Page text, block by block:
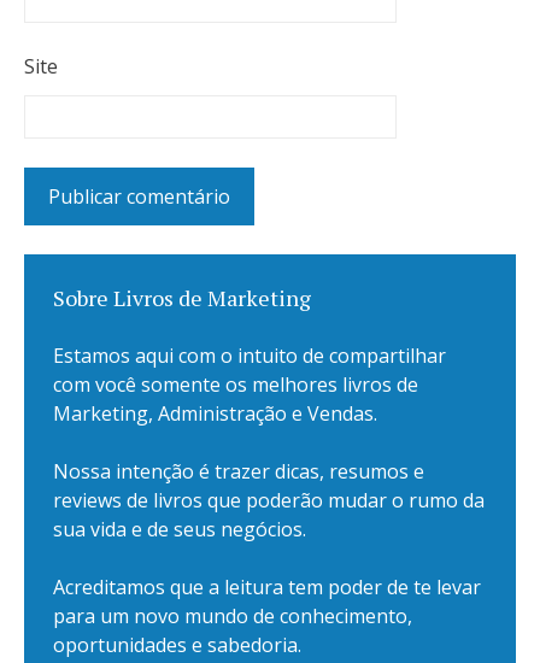
Site
Sobre Livros de Marketing
Estamos aqui com o intuito de compartilhar
com você somente os melhores livros de
Marketing, Administração e Vendas.
Nossa intenção é trazer dicas, resumos e
reviews de livros que poderão mudar o rumo da
sua vida e de seus negócios.
Acreditamos que a leitura tem poder de te levar
para um novo mundo de conhecimento,
oportunidades e sabedoria.